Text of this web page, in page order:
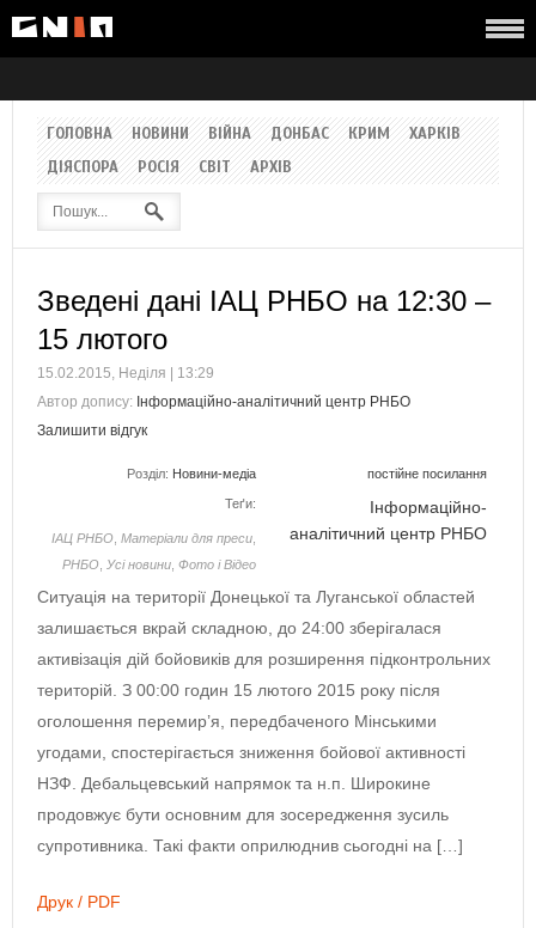
ГОЛОВНА НОВИНИ ВІЙНА ДОНБАС КРИМ
ХАРКІВ
ДІЯСПОРА
РОСІЯ СВІТ АРХІВ
Зведені дані ІАЦ РНБО на 12:30 –
15 лютого
15.02.2015, Неділя | 13:29
Автор допису: Інформаційно-аналітичний центр РНБО
Залишити відгук
Розділ: Новини-медіа постійне посилання
Теґи:
ІАЦ РНБО Матеріали для преси
РНБО
Усі новини Фото і Відео
Інформаційно-
аналітичний центр РНБО
Ситуація на території Донецької та Луганської областей
залишається вкрай складною, до 24:00 зберігалася
активізація дій бойовиків для розширення підконтрольних
територій. З 00:00 годин 15 лютого 2015 року після
оголошення перемир’я, передбаченого Мінськими
угодами, спостерігається зниження бойової активності
НЗФ. Дебальцевський напрямок та н.п. Широкине
продовжує бути основним для зосередження зусиль
супротивника. Такі факти оприлюднив сьогодні на […]
Друк / PDF